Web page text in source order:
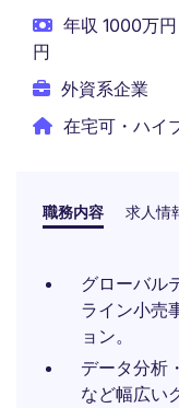
年収 1000万
円
外資系企業
在宅可・ハイ
職務内容 求人情
グローバル
ライン小売
ョン。
データ分析
など幅広い